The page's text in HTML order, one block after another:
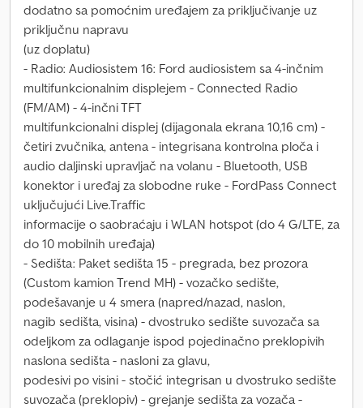
dodatno sa pomoćnim uređajem za priključivanje uz
priključnu napravu
(uz doplatu)
- Radio: Audiosistem 16: Ford audiosistem sa 4-inčnim
multifunkcionalnim displejem - Connected Radio
(FM/AM) - 4-inčni TFT
multifunkcionalni displej (dijagonala ekrana 10,16 cm) -
četiri zvučnika, antena - integrisana kontrolna ploča i
audio daljinski upravljač na volanu - Bluetooth, USB
konektor i uređaj za slobodne ruke - FordPass Connect
uključujući Live.Traffic
informacije o saobraćaju i WLAN hotspot (do 4 G/LTE, za
do 10 mobilnih uređaja)
- Sedišta: Paket sedišta 15 - pregrada, bez prozora
(Custom kamion Trend MH) - vozačko sedište,
podešavanje u 4 smera (napred/nazad, naslon,
nagib sedišta, visina) - dvostruko sedište suvozača sa
odeljkom za odlaganje ispod pojedinačno preklopivih
naslona sedišta - nasloni za glavu,
podesivi po visini - stočić integrisan u dvostruko sedište
suvozača (preklopiv) - grejanje sedišta za vozača -